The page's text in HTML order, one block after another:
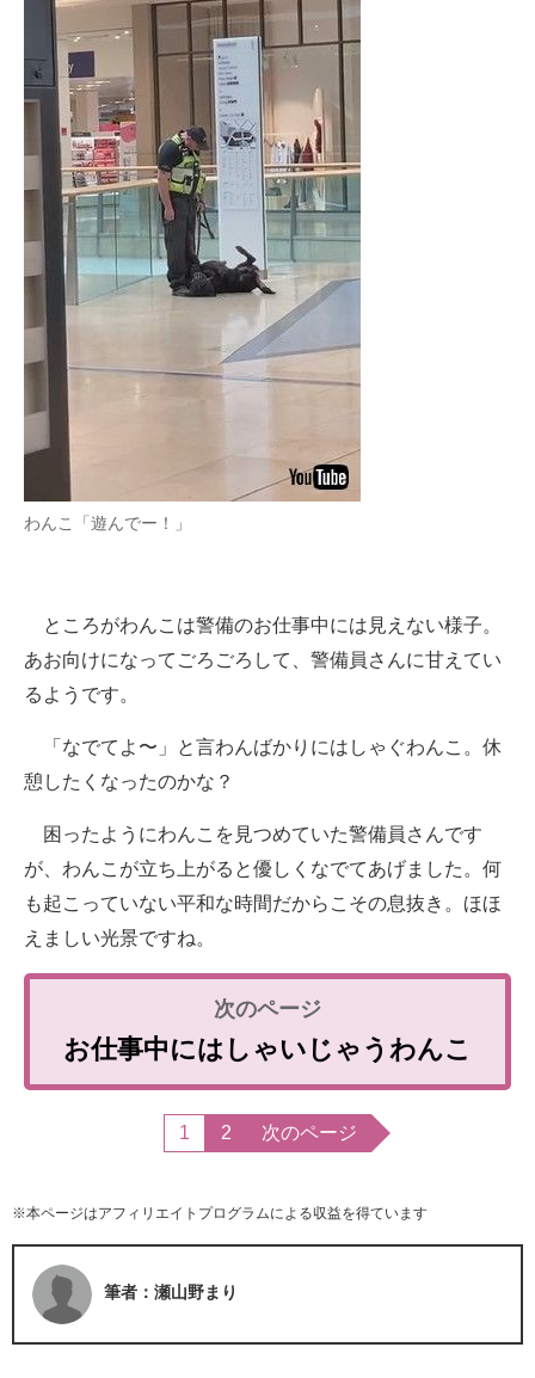
エネルギーの専門メディア
建設×テクノロジーの最前線
ちょっと気になるネットの話題
わんこ「遊んでー！」
ところがわんこは警備のお仕事中には見えない様子。
あお向けになってごろごろして、警備員さんに甘えてい
るようです。
「なでてよ〜」と言わんばかりにはしゃぐわんこ。休
憩したくなったのかな？
困ったようにわんこを見つめていた警備員さんです
が、わんこが立ち上がると優しくなでてあげました。何
も起こっていない平和な時間だからこその息抜き。ほほ
えましい光景ですね。
お仕事中にはしゃいじゃうわんこ
1 2 次のページ
※本ページはアフィリエイトプログラムによる収益を得ています
筆者：瀬山野まり